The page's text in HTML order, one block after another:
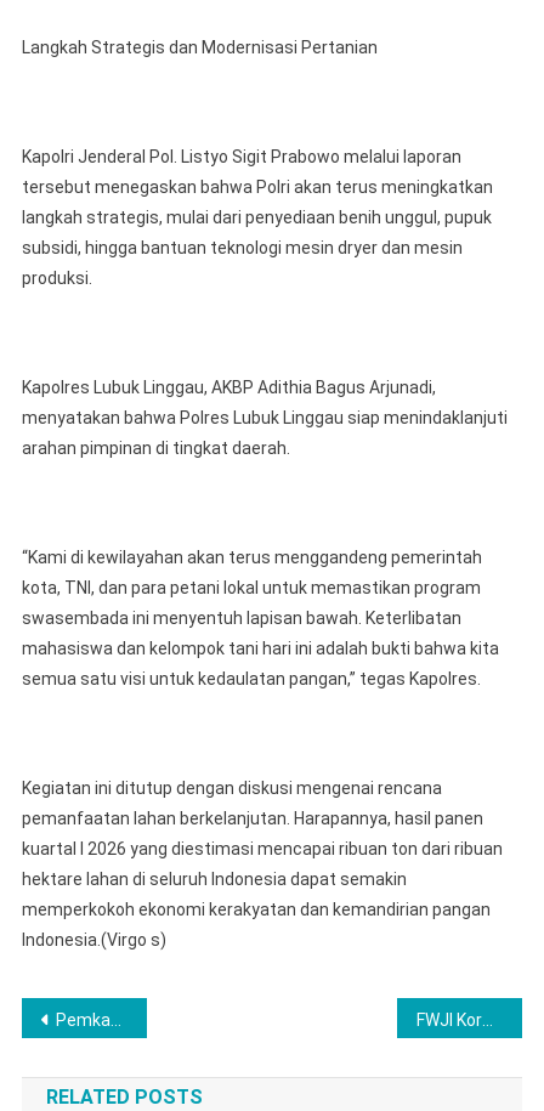
Langkah Strategis dan Modernisasi Pertanian
Kapolri Jenderal Pol. Listyo Sigit Prabowo melalui laporan
tersebut menegaskan bahwa Polri akan terus meningkatkan
langkah strategis, mulai dari penyediaan benih unggul, pupuk
subsidi, hingga bantuan teknologi mesin dryer dan mesin
produksi.
Kapolres Lubuk Linggau, AKBP Adithia Bagus Arjunadi,
menyatakan bahwa Polres Lubuk Linggau siap menindaklanjuti
arahan pimpinan di tingkat daerah.
“Kami di kewilayahan akan terus menggandeng pemerintah
kota, TNI, dan para petani lokal untuk memastikan program
swasembada ini menyentuh lapisan bawah. Keterlibatan
mahasiswa dan kelompok tani hari ini adalah bukti bahwa kita
semua satu visi untuk kedaulatan pangan,” tegas Kapolres.
Kegiatan ini ditutup dengan diskusi mengenai rencana
pemanfaatan lahan berkelanjutan. Harapannya, hasil panen
kuartal I 2026 yang diestimasi mencapai ribuan ton dari ribuan
hektare lahan di seluruh Indonesia dapat semakin
memperkokoh ekonomi kerakyatan dan kemandirian pangan
Indonesia.(Virgo s)
Post
navigation
Pemkab Dan Masyarakat Sampaikan Duka Cita Atas Wafatnya Ibunda Bupati Labuhanbatu
RELATED POSTS